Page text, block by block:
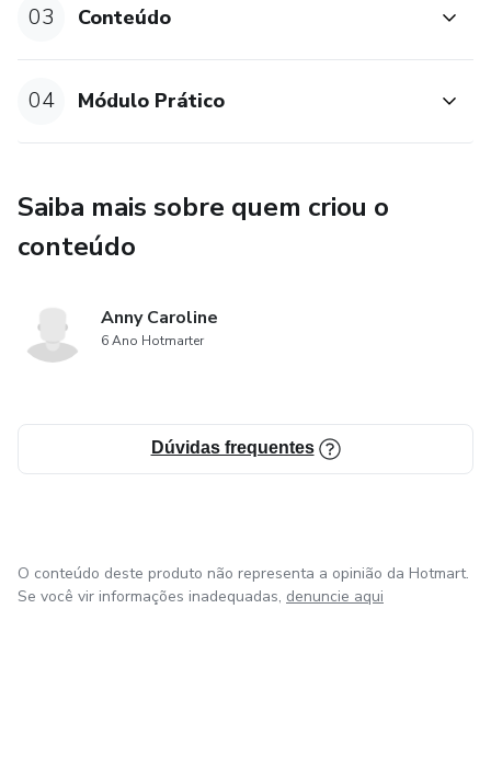
03 Conteúdo
04 Módulo Prático
Saiba mais sobre quem criou o
conteúdo
Anny Caroline
6 Ano Hotmarter
Dúvidas frequentes
O conteúdo deste produto não representa a opinião da Hotmart.
Se você vir informações inadequadas, denuncie aqui